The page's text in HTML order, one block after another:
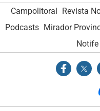
Campolitoral Revista
Podcasts Mirador
Notife